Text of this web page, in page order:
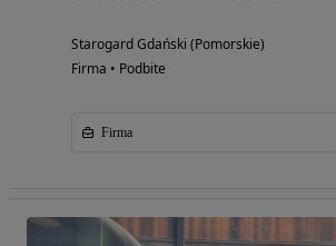
Starogard Gdański (Pomorskie)
Firma • Podbite
Firma